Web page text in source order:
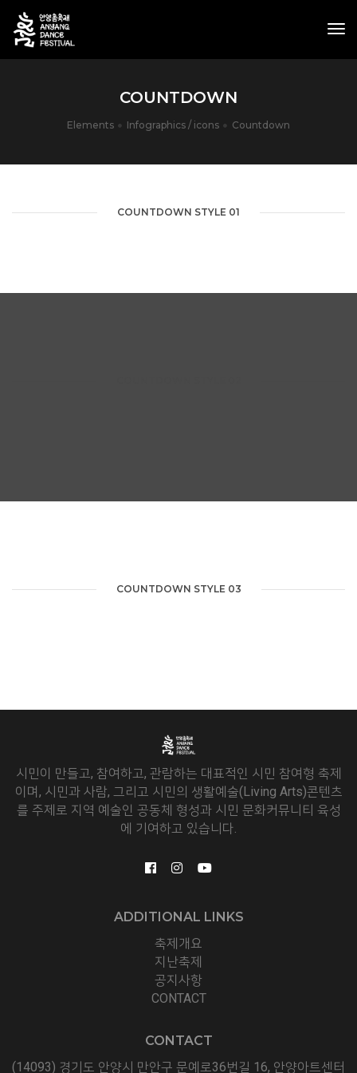
COUNTDOWN
Elements Infographics / icons Countdown
COUNTDOWN STYLE 01
COUNTDOWN STYLE 03
시민이 만들고, 참여하고, 관람하는 대표적인 시민 참여형 축제
이며, 시민과 사람, 그리고 시민의 생활예술(Living Arts)콘텐츠
를 주제로 지역 예술인 공동체 형성과 시민 문화커뮤니티 육성
에 기여하고 있습니다.
ADDITIONAL LINKS
축제개요
지난축제
공지사항
CONTACT
CONTACT
(14093) 경기도 안양시 만안구 문예로36번길 16, 안양아트센터